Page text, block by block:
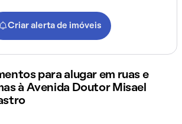
Criar alerta de imóveis
para alugar em ruas e
à Avenida Doutor Misael